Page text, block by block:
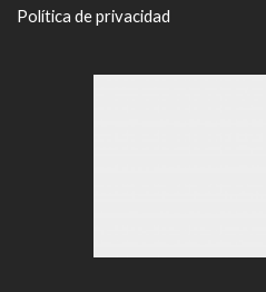
Política de privacidad